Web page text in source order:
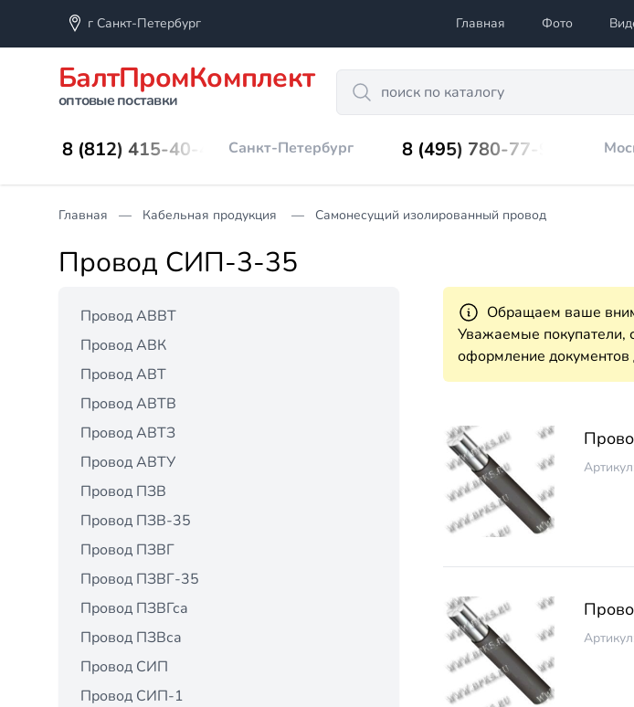
г Санкт-Петербург Главная Фото
БалтПромКомплект
оптовые поставки
Search
8 (812) 415-40-45 Санкт-Петербург 8 (495) 780-77-98
Главная Кабельная продукция Самонесущий изолированный провод
Провод СИП-3-35
Провод АВВТ
Провод АВК
Провод АВТ
Провод АВТВ
Провод АВТЗ
Провод АВТУ
Провод ПЗВ
Провод ПЗВ-35
Провод ПЗВГ
Провод ПЗВГ-35
Провод ПЗВГса
Провод ПЗВса
Провод СИП
Провод СИП-1
Обращаем ваше
Уважаемые покупатели,
оформление документов